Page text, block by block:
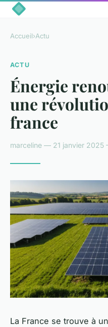
Accueil›Actu
ACTU
Énergie
une
france
marceline — 21 janvier 2025
La France se trouve à